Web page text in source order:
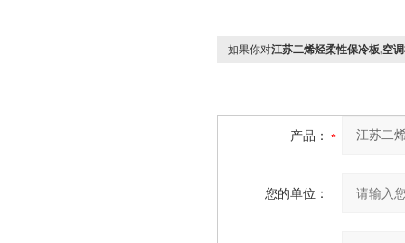
如果你对江苏二烯烃柔性保冷板,空
产品：
您的单位：